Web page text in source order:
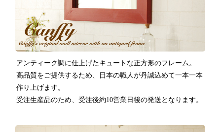
アンティーク調に仕上げたキュートな正方形のフレーム。
高品質をご提供するため、日本の職人が丹誠込めて一本一本
作り上げます。
受注生産品のため、受注後約10営業日後の発送となります。